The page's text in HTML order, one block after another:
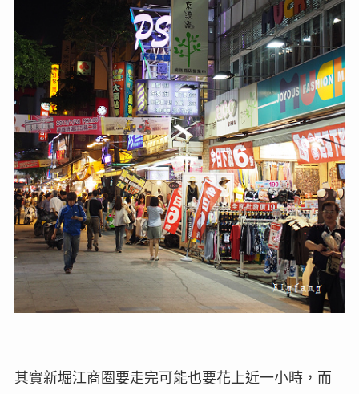
其實新堀江商圈要走完可能也要花上近一小時，而